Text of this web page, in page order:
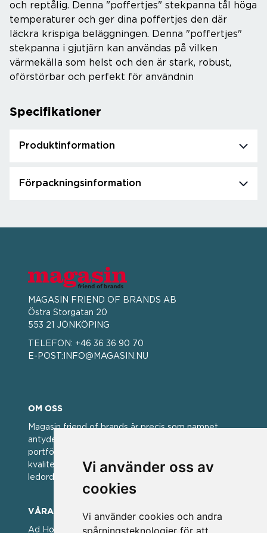
Vi använder oss av
cookies
Vi använder cookies och andra
spårningsteknologier för att
och reptålig. Denna "poffertjes" stekpanna tål höga
temperaturer och ger dina poffertjes den där
läckra krispiga beläggningen. Denna "poffertjes"
stekpanna i gjutjärn kan användas på vilken
värmekälla som helst och den är stark, robust,
oförstörbar och perfekt för användnin
Specifikationer
Produktinformation
Förpackningsinformation
MAGASIN FRIEND OF BRANDS AB
Östra Storgatan 20
553 21 JÖNKÖPING
TELEFON: +46 36 36 90 70
E-POST: INFO@MAGASIN.NU
OM OSS
Magasin friend of brands är precis som namnet
antyder; en vän av varumärken. Vi har idag en stor
portfölj med välkända varumärken med hög
kvalitet. För oss har kvalitet alltid varit ett av
ledorden och som styrt vår verksamhet.
VÅRA VARUMÄRKEN
Ad Hoc ▪ Bialetti ▪ Cole & Mason ▪ Caps Me ▪